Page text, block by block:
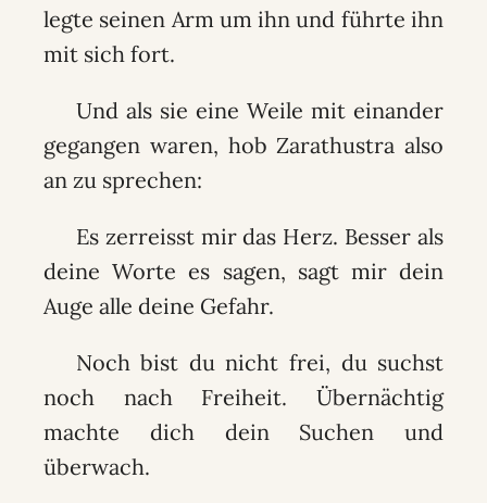
legte seinen Arm um ihn und führte ihn
mit sich fort.
Und als sie eine Weile mit einander
gegangen waren, hob Zarathustra also
an zu sprechen:
Es zerreisst mir das Herz. Besser als
deine Worte es sagen, sagt mir dein
Auge alle deine Gefahr.
Noch bist du nicht frei, du suchst
noch nach Freiheit. Übernächtig
machte dich dein Suchen und
überwach.